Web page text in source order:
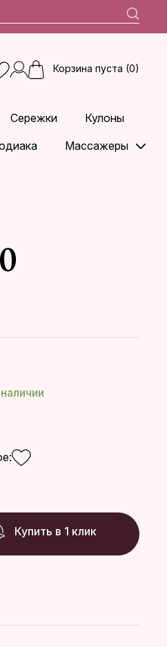
Корзина пуста (0)
Сережки
Кулоны
Массажеры
Купить в 1 клик